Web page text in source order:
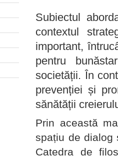
Subiectul
contextul
important,
pentru
societății. În
prevenției și
sănătății
Prin această
spațiu de dialog
Catedra de